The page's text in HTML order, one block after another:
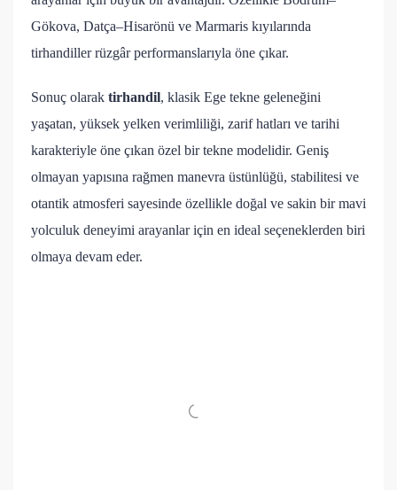
Gökova, Datça–Hisarönü ve Marmaris kıyılarında
tirhandiller rüzgâr performanslarıyla öne çıkar.
Sonuç olarak tirhandil, klasik Ege tekne geleneğini
yaşatan, yüksek yelken verimliliği, zarif hatları ve tarihi
karakteriyle öne çıkan özel bir tekne modelidir. Geniş
olmayan yapısına rağmen manevra üstünlüğü, stabilitesi ve
otantik atmosferi sayesinde özellikle doğal ve sakin bir mavi
yolculuk deneyimi arayanlar için en ideal seçeneklerden biri
olmaya devam eder.